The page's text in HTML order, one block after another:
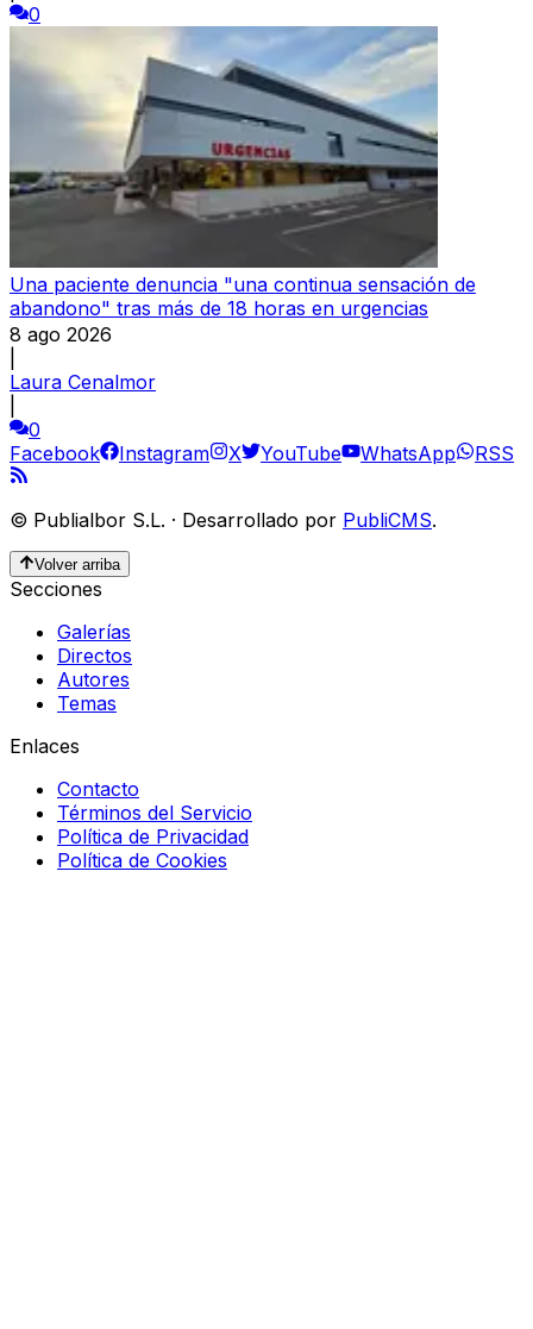
0
Una paciente denuncia "una continua sensación de
abandono" tras más de 18 horas en urgencias
8 ago 2026
Laura Cenalmor
0
Facebook
Instagram X YouTube WhatsApp RSS
© Publialbor S.L. · Desarrollado por PubliCMS.
Volver arriba
Secciones
Galerías
Directos
Autores
Temas
Enlaces
Contacto
Términos del Servicio
Política de Privacidad
Política de Cookies